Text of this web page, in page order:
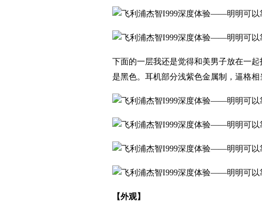
下面的一层我还是觉得和美男子放在一
是黑色。耳机部分浅紫色金属制，逼格
【外观】